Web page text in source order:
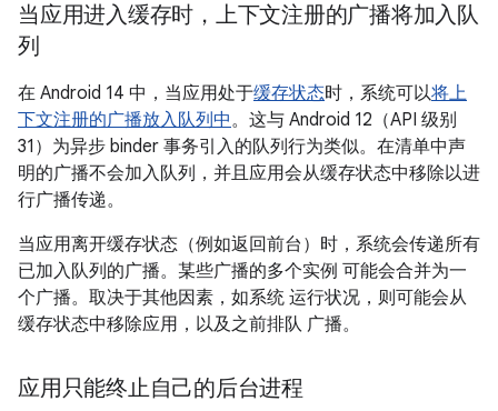
当应用进入缓存时，上下文注册的广播将加入队
列
在 Android 14 中，当应用处于缓存状态时，系统可以将上
下文注册的广播放入队列中。这与 Android 12（API 级别
31）为异步 binder 事务引入的队列行为类似。在清单中声
明的广播不会加入队列，并且应用会从缓存状态中移除以进
行广播传递。
当应用离开缓存状态（例如返回前台）时，系统会传递所有
已加入队列的广播。某些广播的多个实例 可能会合并为一
个广播。取决于其他因素，如系统 运行状况，则可能会从
缓存状态中移除应用，以及之前排队 广播。
应用只能终止自己的后台进程